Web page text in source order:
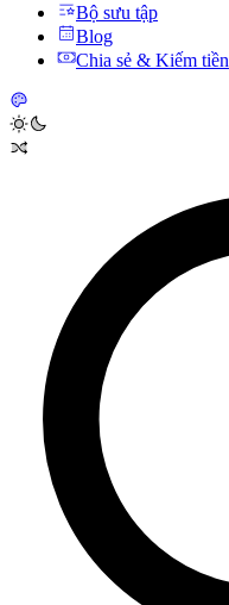
Bộ sưu tập
Blog
Chia sẻ & Kiếm tiền